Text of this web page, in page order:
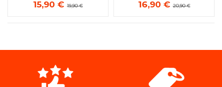
15,90 € 19,90 € 16,90 €20,90 €